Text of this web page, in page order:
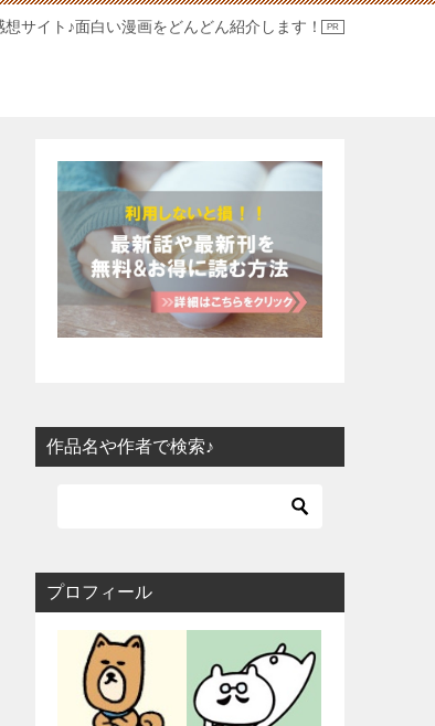
サイト♪面白い漫画をどんどん紹介します！
作品名や作者で検索♪
プロフィール